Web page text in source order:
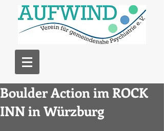
Boulder Action im ROCK
INN in Würzburg